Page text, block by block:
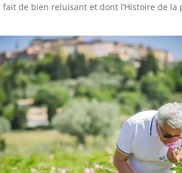
fait de bien reluisant et dont l’Histoire de